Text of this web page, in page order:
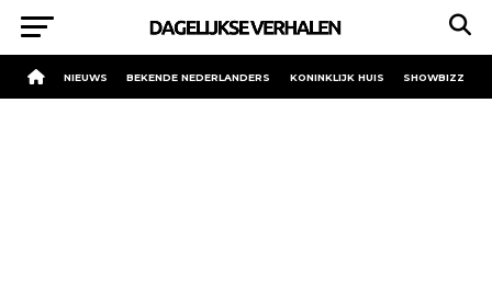
NIEUWS BEKENDE NEDERLANDERS KONINKLIJK HUIS SHOWBIZZ